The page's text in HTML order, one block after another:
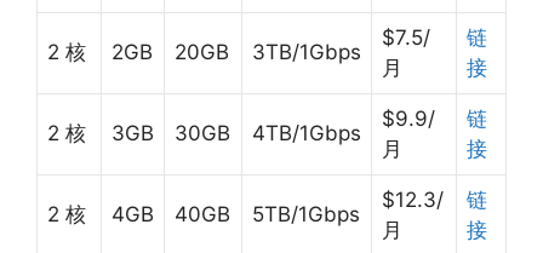
2 核 2GB 20GB 3TB/1Gbps
$7.5/
月
链
接
2 核 3GB 30GB 4TB/1Gbps
$9.9/
月
链
接
2 核 4GB 40GB 5TB/1Gbps
$12.3/
月
链
接